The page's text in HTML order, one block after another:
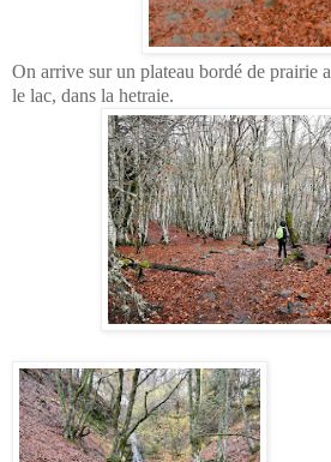
On arrive sur un plateau bordé de prairie
le lac, dans la hetraie.